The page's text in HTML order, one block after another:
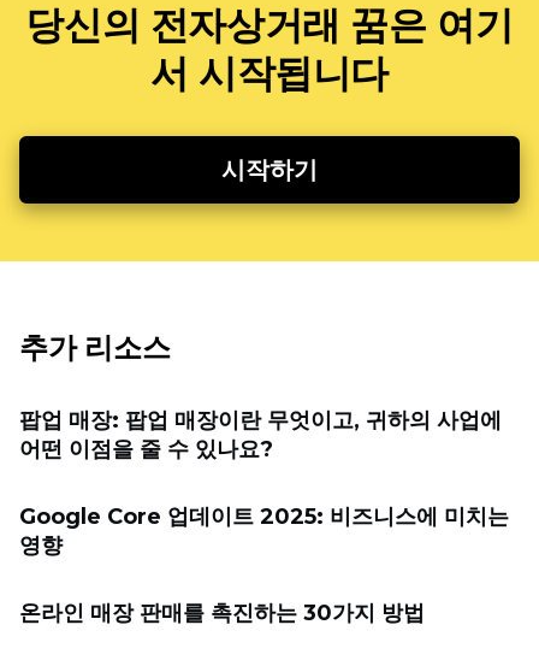
당신의 전자상거래 꿈은 여기
서 시작됩니다
시작하기
추가 리소스
팝업 매장: 팝업 매장이란 무엇이고, 귀하의 사업에
어떤 이점을 줄 수 있나요?
Google Core 업데이트 2025: 비즈니스에 미치는
영향
온라인 매장 판매를 촉진하는 30가지 방법